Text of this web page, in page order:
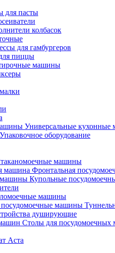
пасты
колбасок
для гамбургеров
пиццы
машины
Универсальные
Упаковочное оборудование
машины
Фронтальная
Купольные
машины
душирующие
Столы для посудомоечных
Аста